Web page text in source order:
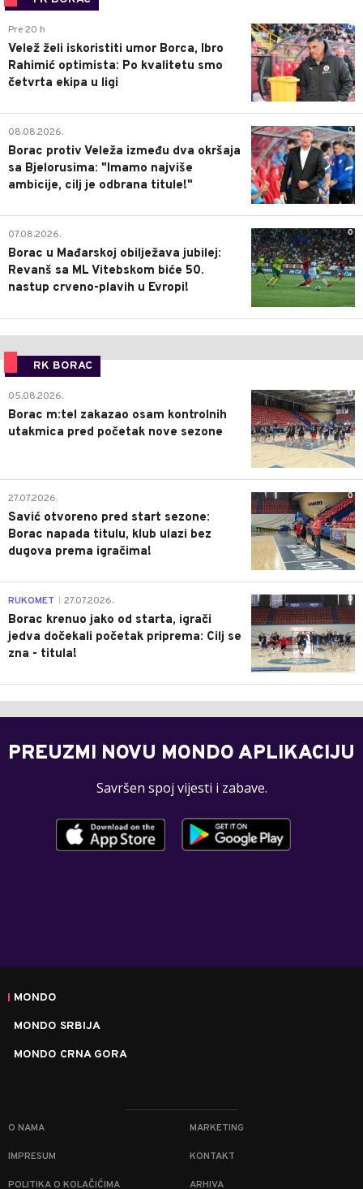
0
Pre 20 h
Velež želi iskoristiti umor Borca, Ibro
Rahimić optimista: Po kvalitetu smo
četvrta ekipa u ligi
0
08.08.2026.
Borac protiv Veleža između dva okršaja
sa Bjelorusima: "Imamo najviše
ambicije, cilj je odbrana titule!"
0
07.08.2026.
Borac u Mađarskoj obilježava jubilej:
Revanš sa ML Vitebskom biće 50.
nastup crveno-plavih u Evropi!
RK BORAC
0
05.08.2026.
Borac m:tel zakazao osam kontrolnih
utakmica pred početak nove sezone
0
27.07.2026.
Savić otvoreno pred start sezone:
Borac napada titulu, klub ulazi bez
dugova prema igračima!
0
RUKOMET 27.07.2026.
Borac krenuo jako od starta, igrači
jedva dočekali početak priprema: Cilj se
zna - titula!
PREUZMI NOVU MONDO APLIKACIJU
Savršen spoj vijesti i zabave.
MONDO
MONDO SRBIJA
MONDO CRNA GORA
O NAMA MARKETING
IMPRESUM KONTAKT
POLITIKA O KOLAČIĆIMA ARHIVA